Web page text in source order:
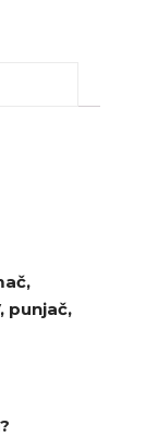
punjač,